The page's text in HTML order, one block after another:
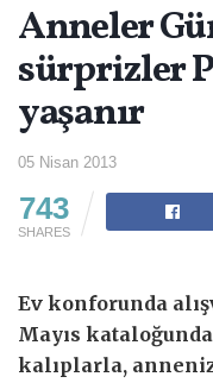
Anneler
sürprizler
yaşanır
05 Nisan 2013
743
SHARES
Ev konforunda
Mayıs
kalıplarla,